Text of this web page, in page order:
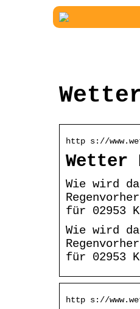
http s://
Wetter
Wie wird
für 02953
Wie wird
für 02953
http s://